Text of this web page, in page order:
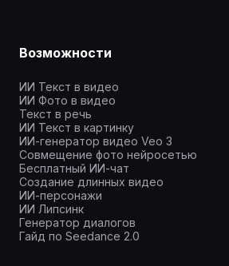
Возможности
ИИ Текст в видео
ИИ Фото в видео
Текст в речь
ИИ Текст в картинку
ИИ-генератор видео Veo 3
Совмещение фото нейросетью
Бесплатный ИИ-чат
Создание длинных видео
ИИ-персонажи
ИИ Липсинк
Генератор диалогов
Гайд по Seedance 2.0